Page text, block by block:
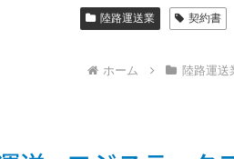
陸路運送業 契約書
ホーム 陸路運送